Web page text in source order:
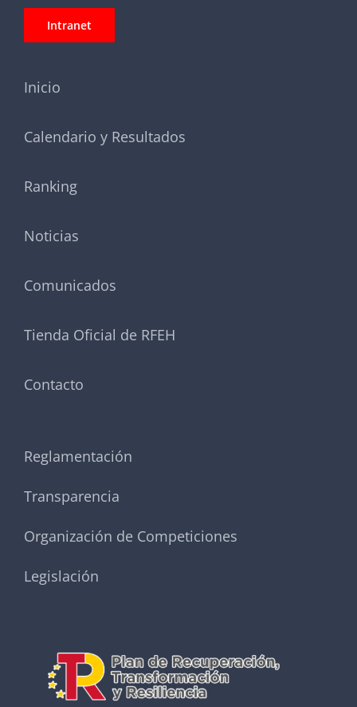
Intranet
Inicio
Calendario y Resultados
Ranking
Noticias
Comunicados
Tienda Oficial de RFEH
Contacto
Reglamentación
Transparencia
Organización de Competiciones
Legislación